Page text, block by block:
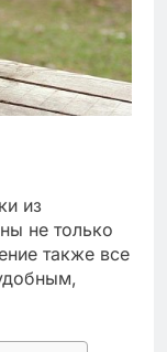
из
не только
также все